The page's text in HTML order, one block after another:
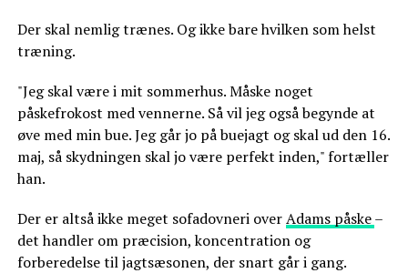
Der skal nemlig trænes. Og ikke bare hvilken som helst
træning.
"Jeg skal være i mit sommerhus. Måske noget
påskefrokost med vennerne. Så vil jeg også begynde at
øve med min bue. Jeg går jo på buejagt og skal ud den 16.
maj, så skydningen skal jo være perfekt inden," fortæller
han.
Der er altså ikke meget sofadovneri overAdams påske–
det handler om præcision, koncentration og
forberedelse til jagtsæsonen, der snart går i gang.